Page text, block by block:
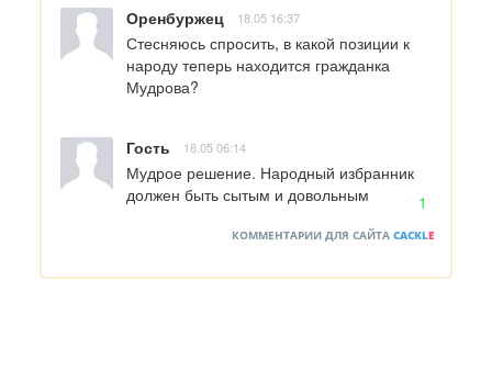
Оренбуржец 18.05 16:37
Стесняюсь спросить, в какой позиции к
народу теперь находится гражданка
Мудрова?
Гость 18.05 06:14
Мудрое решение. Народный избранник
должен быть сытым и довольным
1
КОММЕНТАРИИ ДЛЯ САЙТА CACKLE